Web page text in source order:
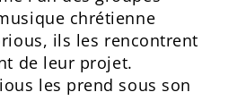
chrétienne
ils les rencontrent
de leur projet.
les prend sous son